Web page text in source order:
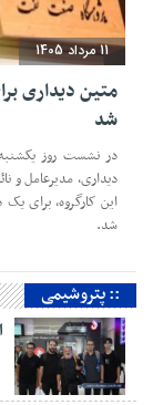
11 مرداد 1405
متین دیداری
شد
دیداری، مدیرعامل و‌
این کارگروه، برای یک
شد.
:: پتروشیمی